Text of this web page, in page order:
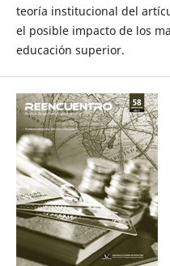
teoría institucional del
el posible impacto de los
educación superior.